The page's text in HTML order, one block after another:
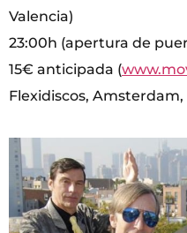
Valencia)
23:00h (apertura de
15€ anticipada (
Flexidiscos,